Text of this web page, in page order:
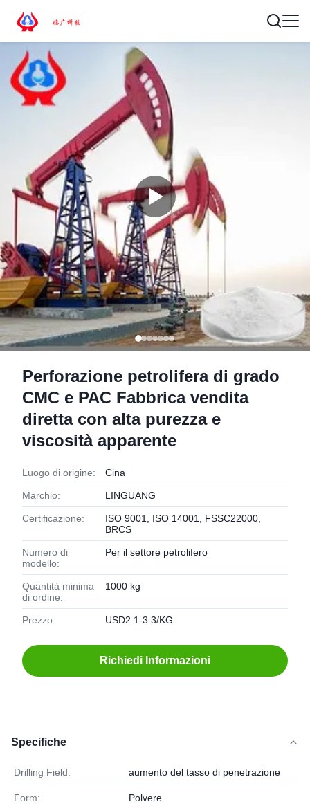
Perforazione petrolifera di grado
CMC e PAC Fabbrica vendita
diretta con alta purezza e
viscosità apparente
Luogo di origine: Cina
Marchio: LINGUANG
Certificazione:
ISO 9001, ISO 14001, FSSC22000,
BRCS
Numero di
modello:
Per il settore petrolifero
Quantità minima
di ordine:
1000 kg
Prezzo: USD2.1-3.3/KG
Richiedi Informazioni
Specifiche
Drilling Field: aumento del tasso di penetrazione
Form: Polvere